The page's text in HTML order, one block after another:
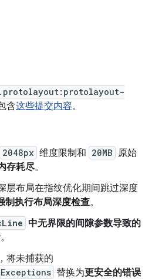
含这些提交内容。
2048px 维度限制和 20MB 原始
存耗尽。
层布局在指纹优化期间跳过深度
制执行布局深度检查。
中无界限的间隙参数导致的
。
将未捕获的
替换为更安全的错误